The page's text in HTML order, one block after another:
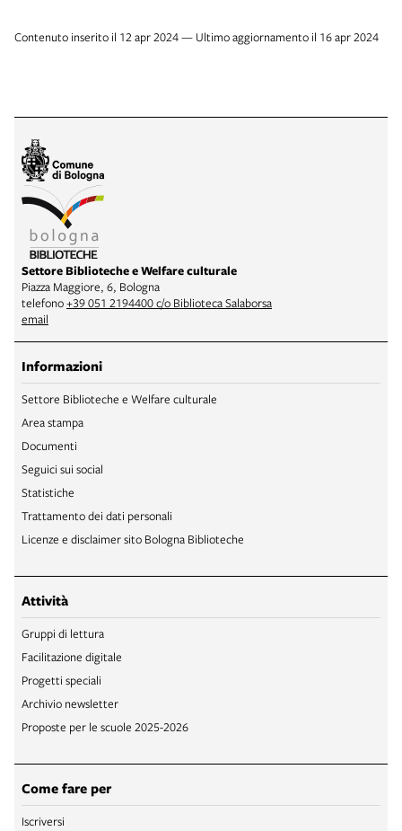
Contenuto inserito il 12 apr 2024 — Ultimo aggiornamento il 16 apr 2024
Settore Biblioteche e Welfare culturale
Piazza Maggiore, 6, Bologna
telefono+39 051 2194400 c/o Biblioteca Salaborsa
email
Informazioni
Settore Biblioteche e Welfare culturale
Area stampa
Documenti
Seguici sui social
Statistiche
Trattamento dei dati personali
Licenze e disclaimer sito Bologna Biblioteche
Attività
Gruppi di lettura
Facilitazione digitale
Progetti speciali
Archivio newsletter
Proposte per le scuole 2025-2026
Come fare per
Iscriversi